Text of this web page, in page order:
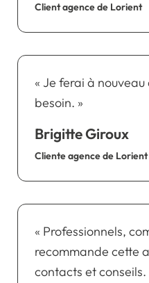
Client agence de Lorient
« Je ferai à
besoin. »
Brigitte Giroux
Cliente agence de Lorient
« Professionnels,
recommande cette
contacts et conseils.